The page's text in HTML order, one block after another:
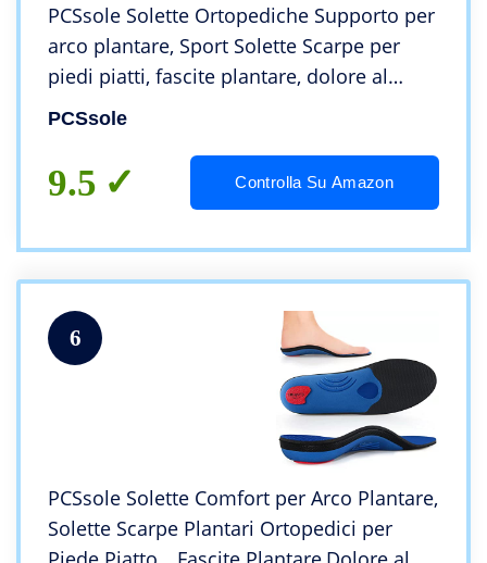
PCSsole Solette Ortopediche Supporto per
arco plantare, Sport Solette Scarpe per
piedi piatti, fascite plantare, dolore al
tallone,per uomo e donna(EU38-39(25cm))
PCSsole
9.5 Controlla Su Amazon
6
PCSsole Solette Comfort per Arco Plantare,
Solette Scarpe Plantari Ortopedici per